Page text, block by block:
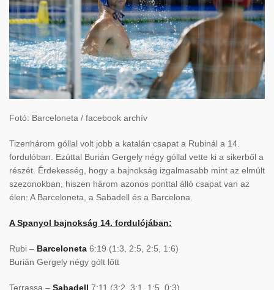
Fotó: Barceloneta / facebook archív
Tizenhárom góllal volt jobb a katalán csapat a Rubinál a 14.
fordulóban. Ezúttal Burián Gergely négy góllal vette ki a sikerből a
részét. Érdekesség, hogy a bajnokság izgalmasabb mint az elmúlt
szezonokban, hiszen három azonos ponttal álló csapat van az
élen: A Barceloneta, a Sabadell és a Barcelona.
A Spanyol bajnokság 14. fordulójában:
Rubi – Barceloneta 6:19 (1:3, 2:5, 2:5, 1:6)
Burián Gergely négy gólt lőtt
Terrassa – Sabadell 7:11 (3:2, 3:1, 1:5, 0:3)